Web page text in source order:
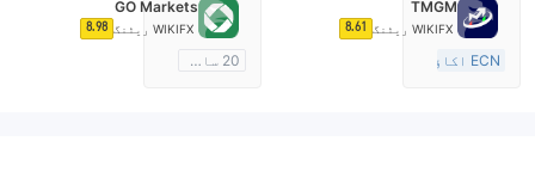
مارکیٹ سازی کا لائسنس (MM)
مارکیٹ سازی کا لائسنس (MM)
TMGM
WIKIFX ریٹنگ 8.61
ECN اکاؤنٹ
GO Markets
WIKIFX ریٹنگ 8.98
20 سال سے زائد